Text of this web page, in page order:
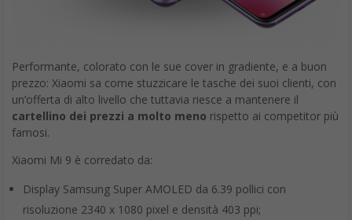
Performante, colorato con le sue cover in gradiente, e a buon
prezzo: Xiaomi sa come stuzzicare le tasche dei suoi clienti, con
un’offerta di alto livello che tuttavia riesce a mantenere il
cartellino dei prezzi a molto meno rispetto ai competitor più
famosi.
Xiaomi Mi 9 è corredato da:
Display Samsung Super AMOLED da 6.39 pollici con
risoluzione 2340 x 1080 pixel e densità 403 ppi;